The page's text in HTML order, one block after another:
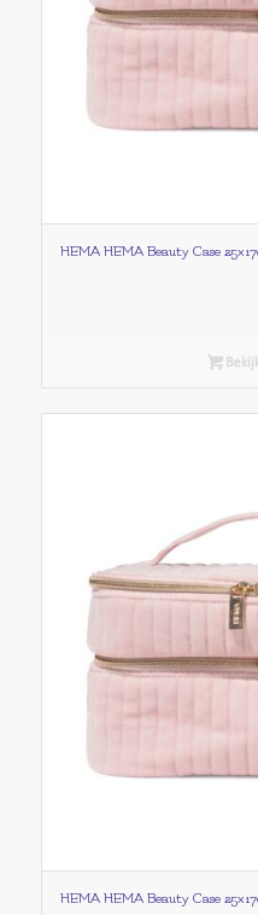
HEMA HEMA Beauty Case
HEMA HEMA Beauty Case